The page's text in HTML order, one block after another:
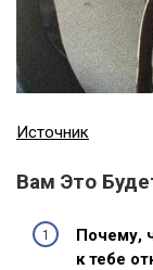
Источник
Вам Это
Почему,
к тебе